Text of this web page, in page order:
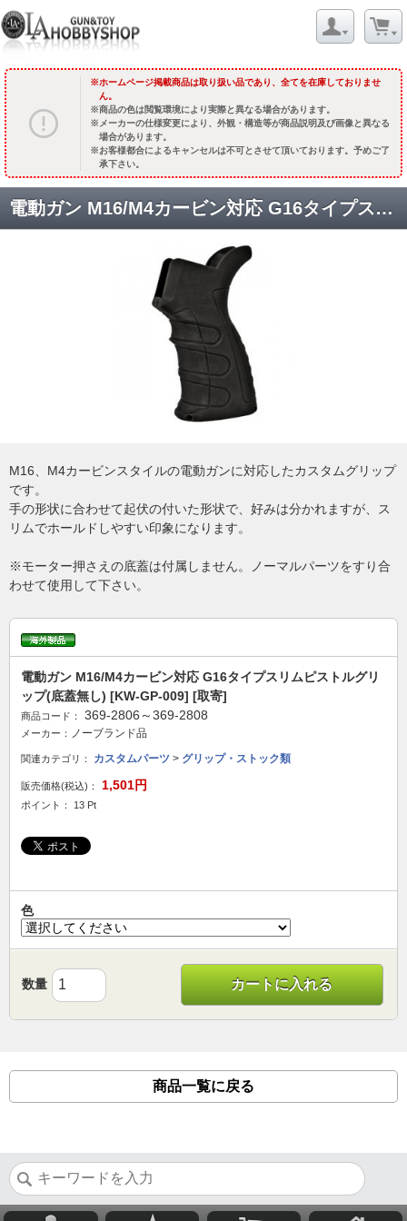
ホームページ掲載商品は取り扱い品であり、全てを在庫しておりませ
ん。
商品の色は閲覧環境により実際と異なる場合があります。
メーカーの仕様変更により、外観・構造等が商品説明及び画像と異なる
場合があります。
お客様都合によるキャンセルは不可とさせて頂いております。予めご了
承下さい。
電動ガン M16/M4カービン対応 G16タイプスリムピストルグリップ(底蓋無し) [KW-GP-009] [取寄]
M16、M4カービンスタイルの電動ガンに対応したカスタムグリップ
です。
手の形状に合わせて起伏の付いた形状で、好みは分かれますが、ス
リムでホールドしやすい印象になります。
※モーター押さえの底蓋は付属しません。ノーマルパーツをすり合
わせて使用して下さい。
電動ガン M16/M4カービン対応 G16タイプスリムピストルグリ
ップ(底蓋無し) [KW-GP-009] [取寄]
商品コード： 369-2806～369-2808
メーカー： ノーブランド品
関連カテゴリ： カスタムパーツ > グリップ・ストック類
販売価格(税込)： 1,501円
ポイント： 13 Pt
色
数量 カートに入れる
商品一覧に戻る